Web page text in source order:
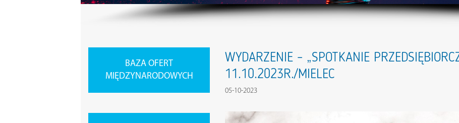
BAZA OFERT
MIĘDZYNARODOWYCH
WYDARZENIE – „SPOTKANIE
11.10.2023R./MIELEC
05-10-2023